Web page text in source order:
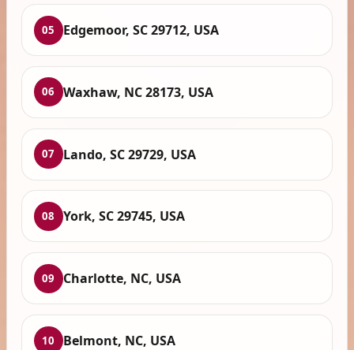
05 Edgemoor, SC 29712, USA
06 Waxhaw, NC 28173, USA
07 Lando, SC 29729, USA
08 York, SC 29745, USA
09 Charlotte, NC, USA
10 Belmont, NC, USA